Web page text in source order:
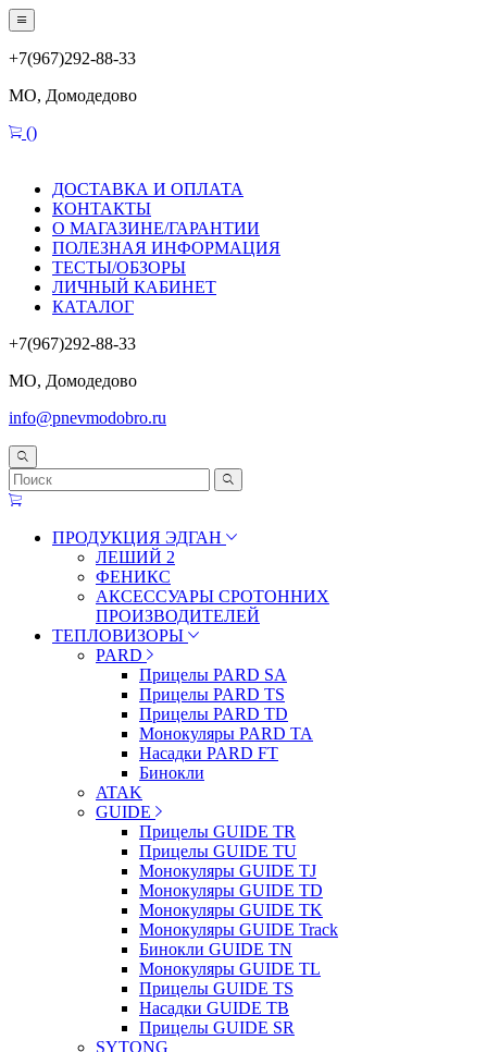
+7(967)292-88-33
МО, Домодедово
()
ДОСТАВКА И ОПЛАТА
КОНТАКТЫ
О МАГАЗИНЕ/ГАРАНТИИ
ПОЛЕЗНАЯ ИНФОРМАЦИЯ
ТЕСТЫ/ОБЗОРЫ
ЛИЧНЫЙ КАБИНЕТ
КАТАЛОГ
+7(967)292-88-33
МО, Домодедово
info@pnevmodobro.ru
ПРОДУКЦИЯ ЭДГАН
ЛЕШИЙ 2
ФЕНИКС
АКСЕССУАРЫ СРОТОННИХ
ПРОИЗВОДИТЕЛЕЙ
ТЕПЛОВИЗОРЫ
PARD
Прицелы PARD SA
Прицелы PARD TS
Прицелы PARD TD
Монокуляры PARD TA
Насадки PARD FT
Бинокли
ATAK
GUIDE
Прицелы GUIDE TR
Прицелы GUIDE TU
Монокуляры GUIDE TJ
Монокуляры GUIDE TD
Монокуляры GUIDE TK
Монокуляры GUIDE Track
Бинокли GUIDE TN
Монокуляры GUIDE TL
Прицелы GUIDE TS
Насадки GUIDE TB
Прицелы GUIDE SR
SYTONG